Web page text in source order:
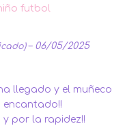
futbol
– 06/05/2025
llegado y el muñeco
encantado!!
por la rapidez!!